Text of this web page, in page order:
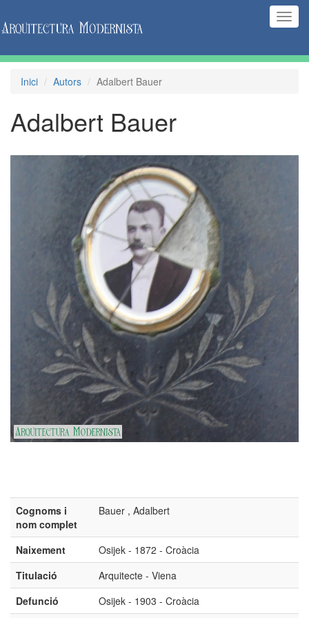
Inici Autors Adalbert Bauer
Adalbert Bauer
Cognoms i
nom complet
Bauer , Adalbert
Naixement
Osijek - 1872 - Croàcia
Titulació
Arquitecte - Viena
Defunció
Osijek - 1903 - Croàcia